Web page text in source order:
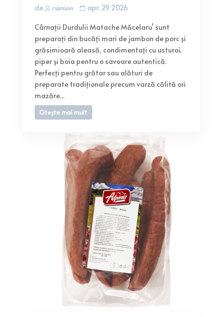
de rsimion apr. 29 2026
Cârnații Durdulii Matache Măcelaru’ sunt
preparați din bucăți mari de jambon de porc și
grăsimioară aleasă, condimentați cu usturoi,
piper și boia pentru o savoare autentică.
Perfecți pentru grătar sau alături de
preparate tradiționale precum varză călită ori
mazăre...
Citește mai mult